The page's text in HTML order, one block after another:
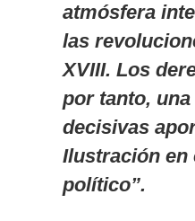
atmósfera
las
XVIII. Los
por tanto,
decisivas
Ilustración
político”.